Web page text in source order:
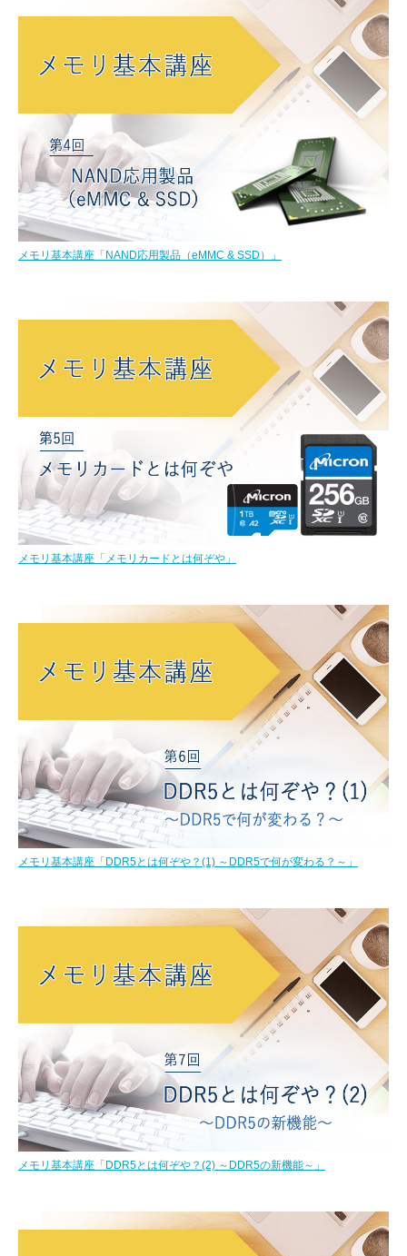
メモリ基本講座「NAND応用製品（eMMC & SSD）」
メモリ基本講座「メモリカードとは何ぞや」
メモリ基本講座「DDR5とは何ぞや？(1) ～DDR5で何が変わる？～」
メモリ基本講座「DDR5とは何ぞや？(2) ～DDR5の新機能～」